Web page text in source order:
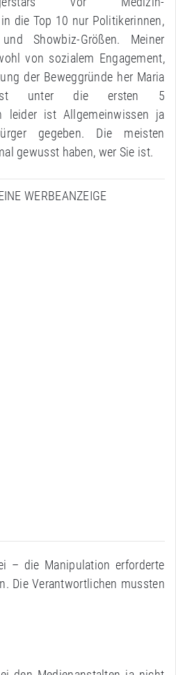
die Top 10 nur Politikerinnen,
Showbiz-Größen. Meiner
von sozialem Engagement,
der Beweggründe her Maria
unter die ersten 5
leider ist Allgemeinwissen ja
gegeben. Die meisten
gewusst haben, wer Sie ist.
WERBEANZEIGE
– die Manipulation erforderte
Die Verantwortlichen mussten